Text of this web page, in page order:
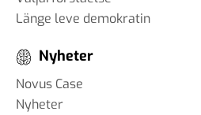
Länge leve demokratin
Nyheter
Novus Case
Nyheter